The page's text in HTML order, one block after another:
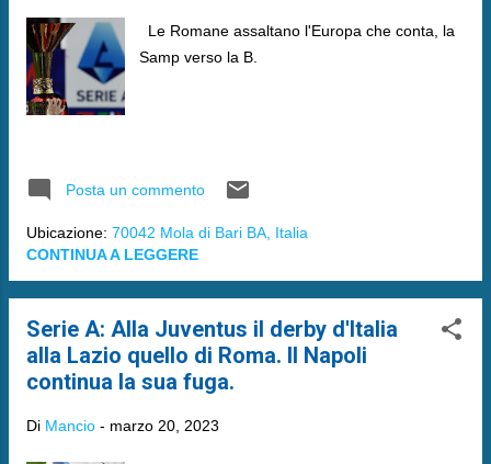
Le Romane assaltano l'Europa che conta, la
Samp verso la B.
Posta un commento
Ubicazione: 70042 Mola di Bari BA, Italia
CONTINUA A LEGGERE
Serie A: Alla Juventus il derby d'Italia
alla Lazio quello di Roma. Il Napoli
continua la sua fuga.
Di Mancio - marzo 20, 2023